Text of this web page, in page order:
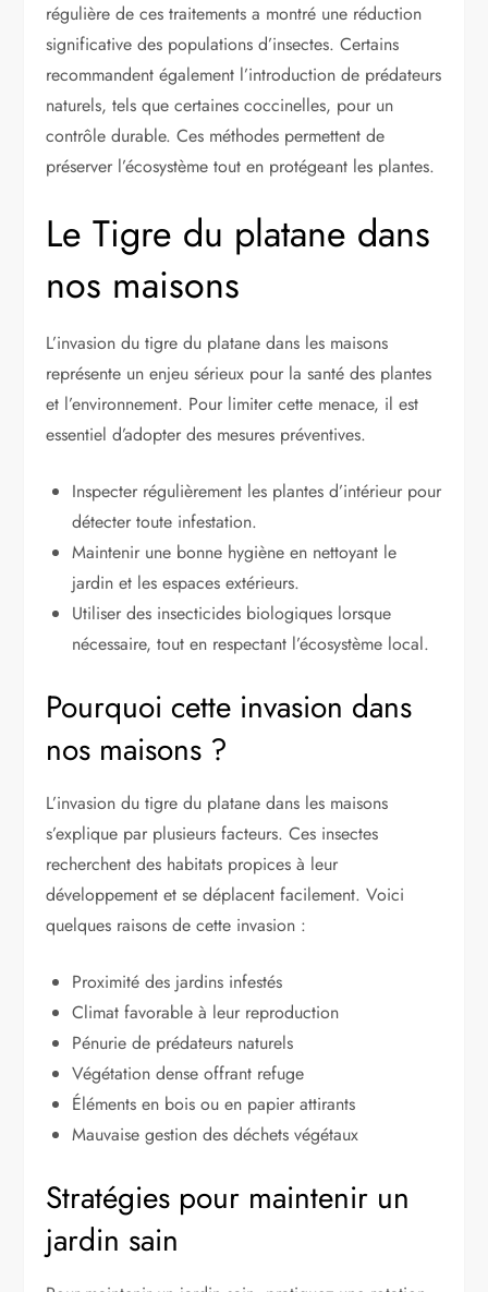
régulière de ces traitements a montré une réduction
significative des populations d’insectes. Certains
recommandent également l’introduction de prédateurs
naturels, tels que certaines coccinelles, pour un
contrôle durable. Ces méthodes permettent de
préserver l’écosystème tout en protégeant les plantes.
Le Tigre du platane dans
nos maisons
L’invasion du tigre du platane dans les maisons
représente un enjeu sérieux pour la santé des plantes
et l’environnement. Pour limiter cette menace, il est
essentiel d’adopter des mesures préventives.
Inspecter régulièrement les plantes d’intérieur pour
détecter toute infestation.
Maintenir une bonne hygiène en nettoyant le
jardin et les espaces extérieurs.
Utiliser des insecticides biologiques lorsque
nécessaire, tout en respectant l’écosystème local.
Pourquoi cette invasion dans
nos maisons ?
L’invasion du tigre du platane dans les maisons
s’explique par plusieurs facteurs. Ces insectes
recherchent des habitats propices à leur
développement et se déplacent facilement. Voici
quelques raisons de cette invasion :
Proximité des jardins infestés
Climat favorable à leur reproduction
Pénurie de prédateurs naturels
Végétation dense offrant refuge
Éléments en bois ou en papier attirants
Mauvaise gestion des déchets végétaux
Stratégies pour maintenir un
jardin sain